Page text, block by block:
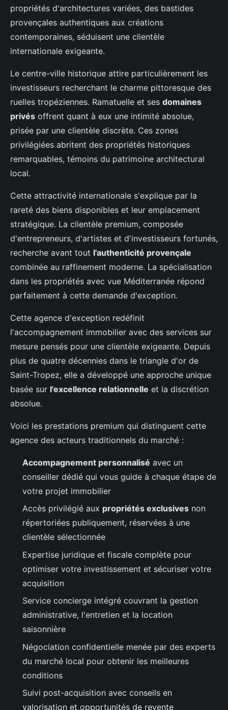
propriétés d'architectures variées, des bastides
provençales authentiques aux créations
contemporaines, séduisent une clientèle
internationale exigeante.
Le centre-ville historique attire particulièrement les
investisseurs recherchant le charme pittoresque des
ruelles tropéziennes. Ramatuelle et ses domaines
privés offrent quant à eux une intimité absolue,
prisée par une clientèle discrète. Ces zones
privilégiées abritent des propriétés historiques
remarquables, témoins du patrimoine architectural
local.
Cette attractivité internationale s'explique par la
rareté des biens disponibles et leur emplacement
stratégique. La clientèle premium, composée
d'entrepreneurs, d'artistes et d'investisseurs fortunés,
recherche avant tout l'authenticité provençale
combinée au raffinement moderne. La spécialisation
dans les propriétés avec vue Méditerranée répond
parfaitement à cette demande d'exception.
Cette agence d'exception redéfinit
l'accompagnement immobilier avec des services sur
mesure pensés pour une clientèle exigeante. Depuis
plus de quatre décennies dans le triangle d'or de
Saint-Tropez, elle a développé une approche unique
basée sur l'excellence relationnelle et la discrétion
absolue.
Voici les prestations premium qui distinguent cette
agence des acteurs traditionnels du marché :
Accompagnement personnalisé avec un
conseiller dédié qui vous guide à chaque étape de
votre projet immobilier
Accès privilégié aux propriétés exclusives non
répertoriées publiquement, réservées à une
clientèle sélectionnée
Expertise juridique et fiscale complète pour
optimiser votre investissement et sécuriser votre
acquisition
Service concierge intégré couvrant la gestion
administrative, l'entretien et la location
saisonnière
Négociation confidentielle menée par des experts
du marché local pour obtenir les meilleures
conditions
Suivi post-acquisition avec conseils en
valorisation et opportunités de revente